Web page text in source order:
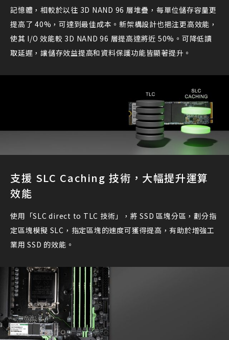
記憶體，相較於以往 3D NAND 96 層堆疊，每單位儲存容量更
提高了 40%，可達到最佳成本。新架構設計也挹注更高效能，
使其 I/O 效能較 3D NAND 96 層提高達將近 50%。可降低讀
取延遲，讓儲存效益提高和資料保護功能皆顯著提升。
支援 SLC Caching 技術，大幅提升運算
效能
使用「SLC direct to TLC 技術」，將 SSD 區塊分區，劃分指
定區塊模擬 SLC，指定區塊的速度可獲得提高，有助於增強工
業用 SSD 的效能。